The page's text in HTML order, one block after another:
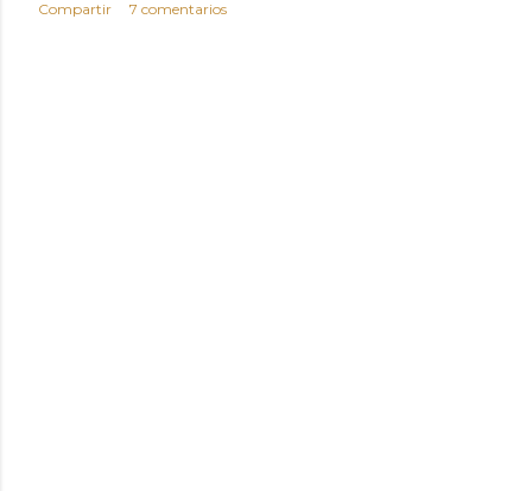
Compartir 7 comentarios